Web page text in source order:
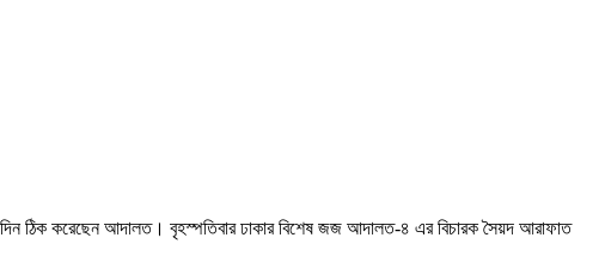
ঠিক করেছেন আদালত। বৃহস্পতিবার ঢাকার বিশেষ জজ আদালত-৪ এর বিচারক সৈয়দ আরাফাত